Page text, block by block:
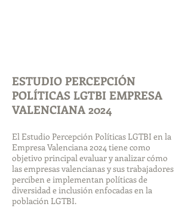
ESTUDIO PERCEPCIÓN
POLÍTICAS LGTBI EMPRESA
VALENCIANA 2024
El Estudio Percepción Políticas LGTBI en la
Empresa Valenciana 2024 tiene como
objetivo principal evaluar y analizar cómo
las empresas valencianas y sus trabajadores
perciben e implementan políticas de
diversidad e inclusión enfocadas en la
población LGTBI.